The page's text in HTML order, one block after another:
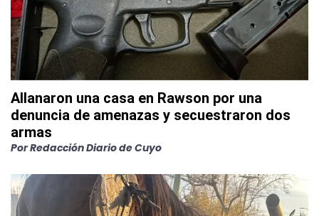
Allanaron una casa en Rawson por una
denuncia de amenazas y secuestraron dos
armas
PorRedacción Diario de Cuyo